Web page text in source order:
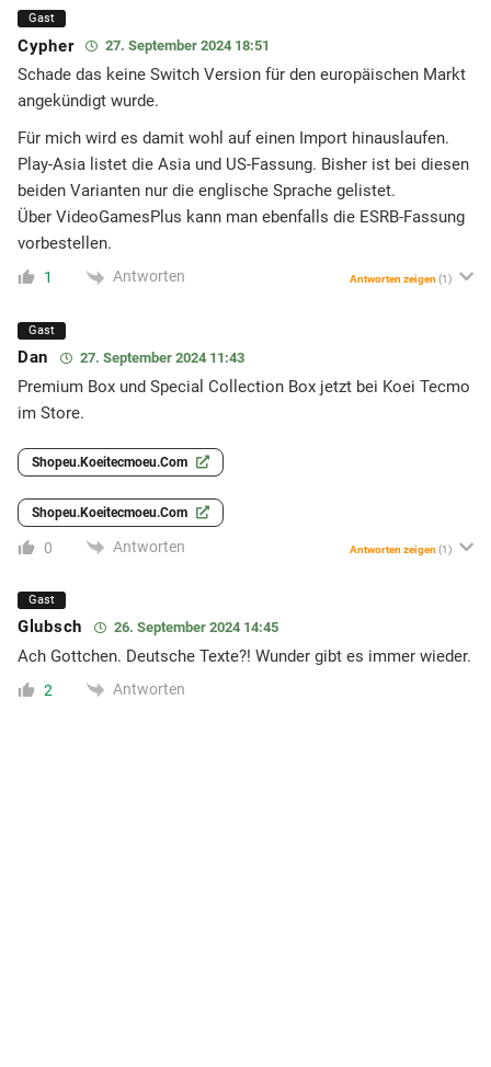
Gast
Cypher 27. September 2024 18:51
Schade das keine Switch Version für den europäischen Markt
angekündigt wurde.
Für mich wird es damit wohl auf einen Import hinauslaufen.
Play-Asia listet die Asia und US-Fassung. Bisher ist bei diesen
beiden Varianten nur die englische Sprache gelistet.
Über VideoGamesPlus kann man ebenfalls die ESRB-Fassung
vorbestellen.
1 Antworten Antworten zeigen (1)
Gast
Dan 27. September 2024 11:43
Premium Box und Special Collection Box jetzt bei Koei Tecmo
im Store.
Shopeu.koeitecmoeu.com
Shopeu.koeitecmoeu.com
0 Antworten Antworten zeigen (1)
Gast
Glubsch 26. September 2024 14:45
Ach Gottchen. Deutsche Texte?! Wunder gibt es immer wieder.
2 Antworten